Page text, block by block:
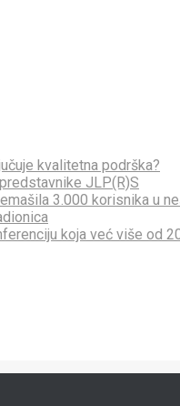
kvalitetna podrška?
JLP(R)S
3.000 korisnika u
koja već više od